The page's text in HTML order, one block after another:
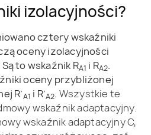
izolacyjności?
cztery wskaźniki
oceny izolacyjności
to wskaźnik RA1 i RA2.
oceny przybliżonej
R’A1 i R’A2. Wszystkie te
wskaźnik adaptacyjny.
wskaźnik adaptacyjny C,